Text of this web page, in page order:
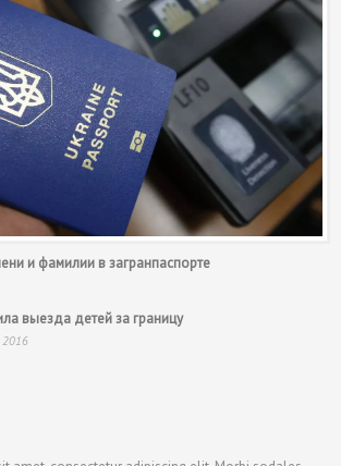
и фамилии в загранпаспорте
выезда детей за границу